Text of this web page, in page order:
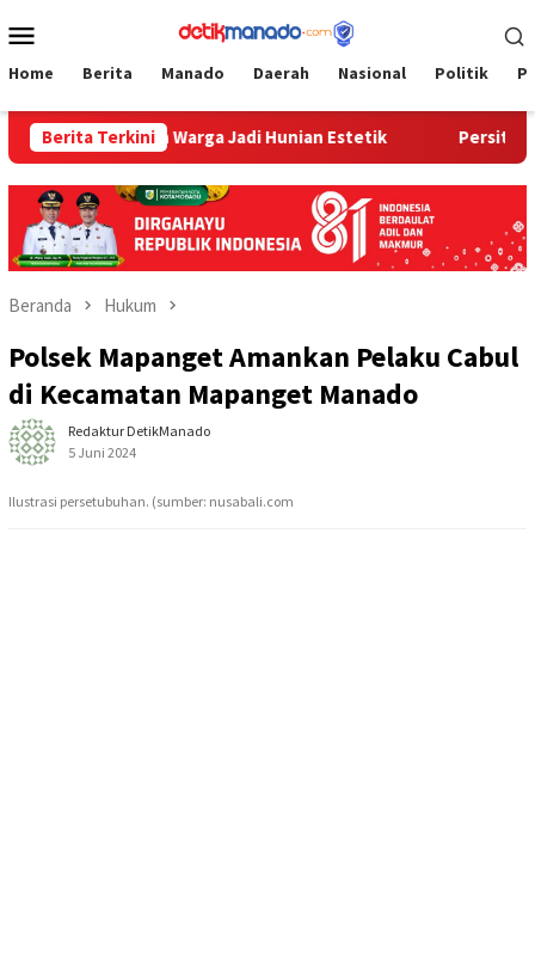
ke
Mobile
Home Berita Manado Daerah Nasional Politik
Berita Terkini
Ubah Rumah Warga Jadi Hunian Estetik Persit Korem
Beranda Hukum
Polsek Mapanget Amankan Pelaku Cabul
di Kecamatan Mapanget Manado
Redaktur DetikManado
5 Juni 2024
Ilustrasi persetubuhan. (sumber: nusabali.com